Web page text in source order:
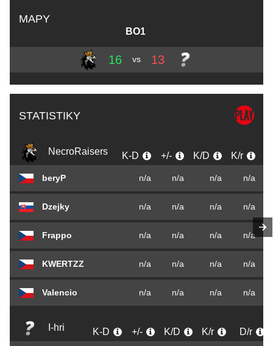
MAPY
BO1
16 vs 13
STATISTIKY
NecroRaisers K-D +/- K/D K/r
beryP n/a n/a n/a n/a
Dzejky n/a n/a n/a n/a
Frappo n/a n/a n/a n/a
KWERTZZ n/a n/a n/a n/a
Valencio n/a n/a n/a n/a
I-hri K-D +/- K/D K/r D/r